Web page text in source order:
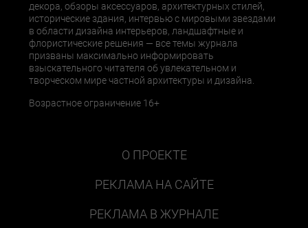
декора, обзоры аксессуаров, архитектурных стилей,
исторические здания, интервью с мировыми звездами
в области дизайна интерьеров, ландшафтные и
флористические решения — все темы журнала
призваны максимально информировать
взыскательного читателя об увлекательном и
творческом мире частной архитектуры и дизайна.
Возрастное ограничение 16+
О ПРОЕКТЕ
РЕКЛАМА НА САЙТЕ
РЕКЛАМА В ЖУРНАЛЕ